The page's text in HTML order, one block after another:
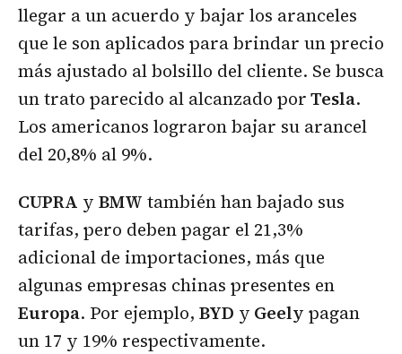
llegar a un acuerdo y bajar los aranceles
que le son aplicados para brindar un precio
más ajustado al bolsillo del cliente. Se busca
un trato parecido al alcanzado porTesla.
Los americanos lograron bajar su arancel
del 20,8% al 9%.
CUPRA y BMW también han bajado sus
tarifas, pero deben pagar el 21,3%
adicional de importaciones, más que
algunas empresas chinas presentes en
Europa. Por ejemplo, BYD y Geely pagan
un 17 y 19% respectivamente.